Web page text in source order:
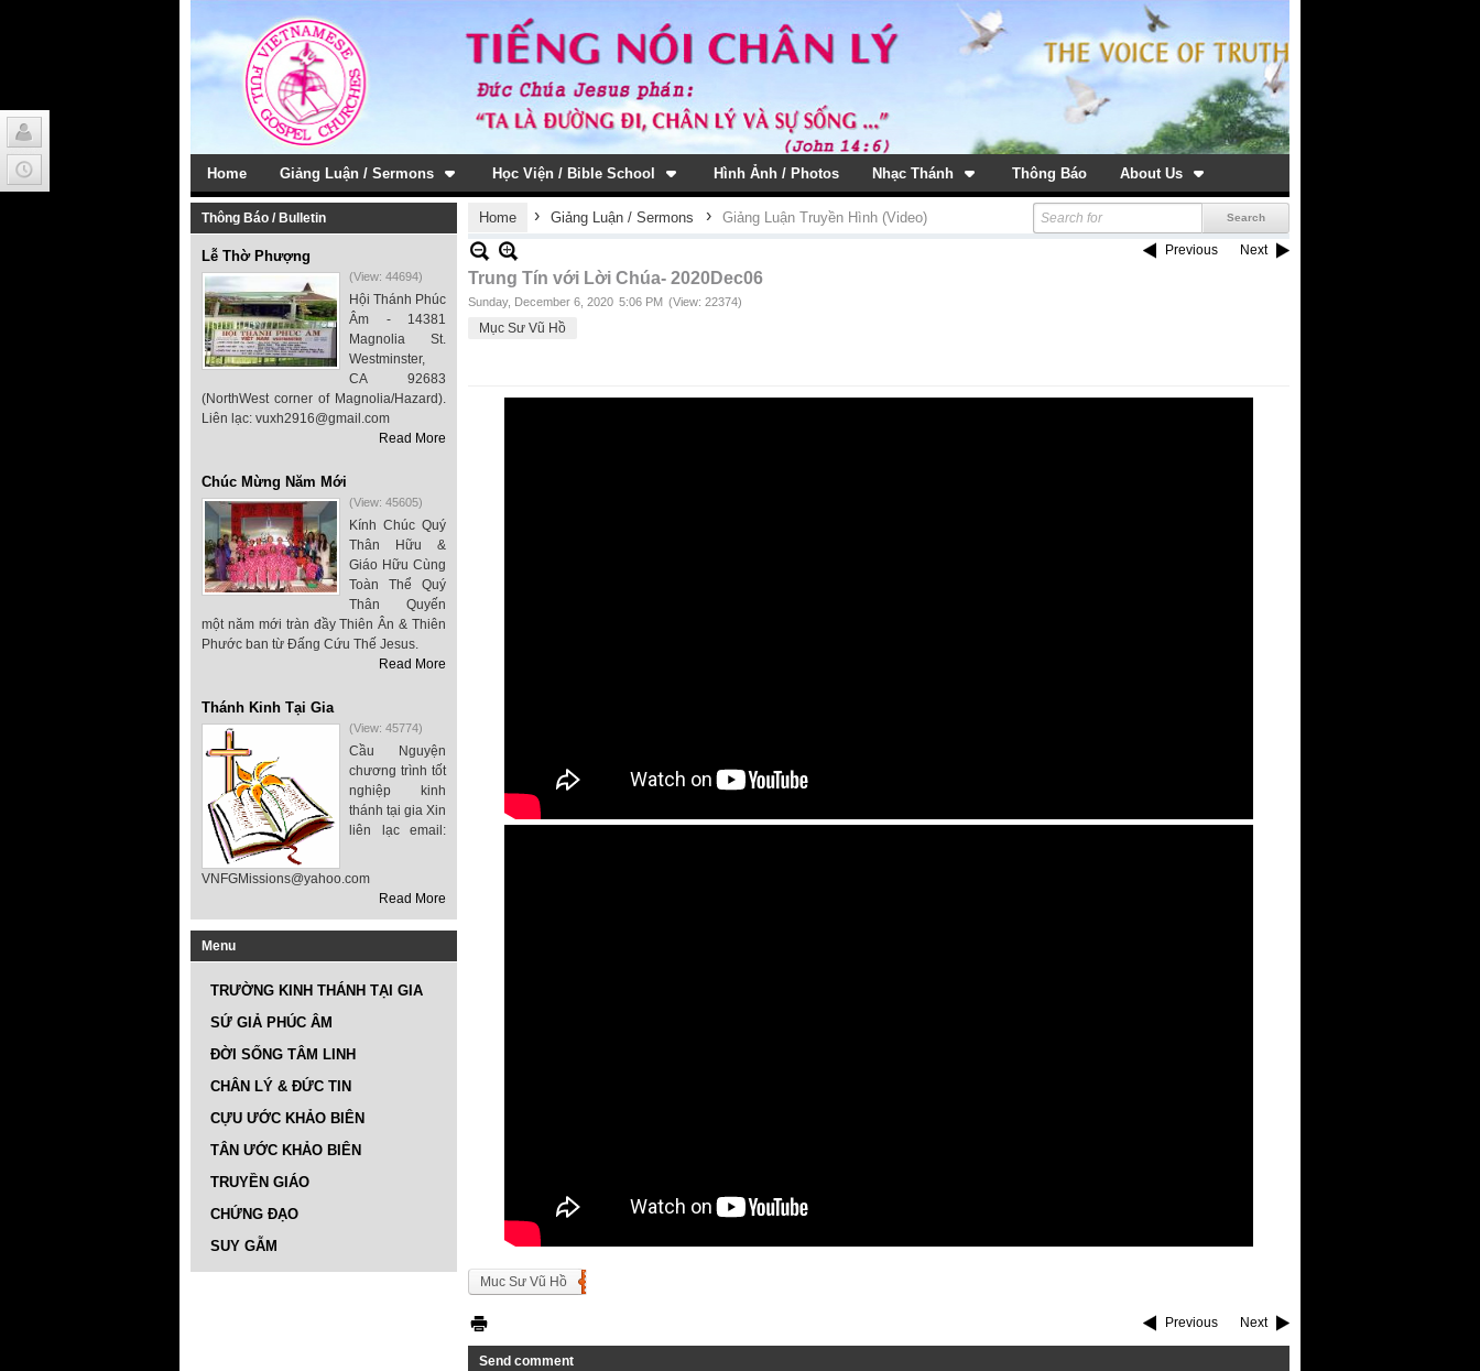
Home Giảng Luận / Sermons Học Viện / Bible School Hình Ảnh / Photos Nhạc Thánh Thông Báo About Us
Thông Báo / Bulletin
Lễ Thờ Phượng
(View: 44694)
Hội Thánh Phúc
Âm - 14381
Magnolia St.
Westminster,
CA 92683
(NorthWest corner of Magnolia/Hazard).
Liên lạc: vuxh2916@gmail.com
Read More
Chúc Mừng Năm Mới
(View: 45605)
Kính Chúc Quý
Thân Hữu &
Giáo Hữu Cùng
Toàn Thể Quý
Thân Quyến
một năm mới tràn đầy Thiên Ân & Thiên
Phước ban từ Đấng Cứu Thế Jesus.
Read More
Thánh Kinh Tại Gia
(View: 45774)
Cầu Nguyện
chương trình tốt
nghiệp kinh
thánh tại gia Xin
liên lạc email:
VNFGMissions@yahoo.com
Read More
Menu
TRƯỜNG KINH THÁNH TẠI GIA
SỨ GIẢ PHÚC ÂM
ĐỜI SỐNG TÂM LINH
CHÂN LÝ & ĐỨC TIN
CỰU ƯỚC KHẢO BIÊN
TÂN ƯỚC KHẢO BIÊN
TRUYỀN GIÁO
CHỨNG ĐẠO
SUY GẪM
Home › Giảng Luận / Sermons › Giảng Luận Truyền Hình (Video)
Previous Next
Trung Tín với Lời Chúa- 2020Dec06
Sunday, December 6, 2020 5:06 PM (View: 22374)
Mục Sư Vũ Hồ
Muc Sư Vũ Hồ
Previous Next
Send comment